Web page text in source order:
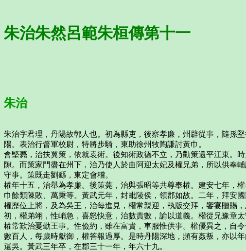
朱治朱然呂範朱桓傳第十一
朱治
朱治字君理，丹陽故鄣人也。初為縣吏，後察孝廉，州辟從事，隨孫
陽。表治行督軍校尉，特將步騎，東助徐州牧陶謙討黃巾。
會堅薨，治扶翼策，依就袁術。後知術政德不立，乃勸策還平江東。
隙。而策家門盡在州下，治乃使人於曲阿迎太妃及權兄弟，所以供奉
守事。策既走劉繇，東定會稽。
權年十五，治舉為孝廉。後策薨，治與張昭等共尊奉權。建安七年，
巾餘類陳敗、萬秉等。黃武元年，封毗陵侯，領郡如故。二年，拜安國
權歷位上將，及為吳王，治每進見，權常親迎，執版交拜，饗宴贈賜
初，權弟翊，性峭急，喜怒快意，治數責數，諭以道義。權從兄豫章
權常歎治憂勤王事。性儉約，雖在富貴，車服惟供事。權優異之，自
數百人，每歲時獻御，權答報過厚。是時丹陽深地，頻有姦叛，亦以
還吳。黃武三年卒，在郡三十一年，年六十九。